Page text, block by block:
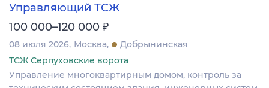
Управляющий ТСЖ
100 000–120 000 ₽
08 июля 2026 Москва
Добрынинская
ТСЖ Серпуховские ворота
Управление многоквартирным домом, контроль за